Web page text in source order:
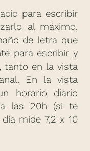
para escribir
al máximo,
de letra que
para escribir y
tanto en la vista
En la vista
horario diario
las 20h (si te
mide 7,2 x 10